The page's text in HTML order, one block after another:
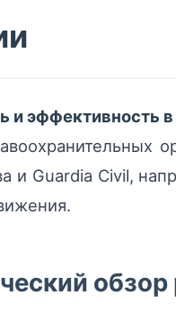
и эффективность
и Guardia Civil,
обзор